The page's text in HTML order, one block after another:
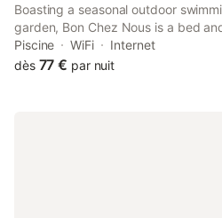
Boasting a seasonal outdoor
garden, Bon Chez Nous is a bed
building in Saint-Amand-Jartoudeix,
Limoges Technopole.
Piscine WiFi
Internet
dès 77 € par nuit